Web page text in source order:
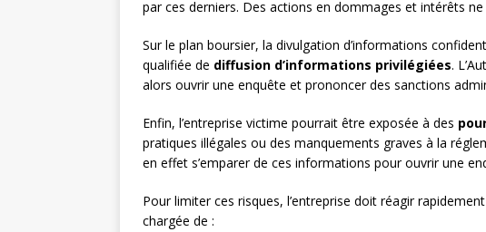
par ces derniers. Des actions en dommages et intérêts
Sur le plan boursier, la divulgation d’informations
qualifiée de diffusion d’informations privilégiées.
alors ouvrir une enquête et prononcer des sanctions
Enfin, l’entreprise victime pourrait être exposée à des
pratiques illégales ou des manquements graves à la
en effet s’emparer de ces informations pour ouvrir une
Pour limiter ces risques, l’entreprise doit réagir
chargée de :